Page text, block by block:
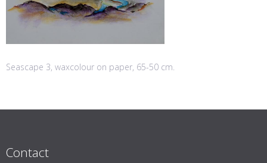
Seascape 3, waxcolour on paper, 65-50 cm.
Contact